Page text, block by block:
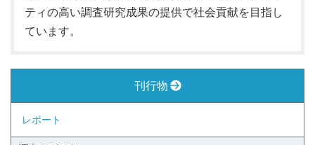
ティの高い調査研究成果の提供で社会貢献を目指し
ています。
刊行物
レポート